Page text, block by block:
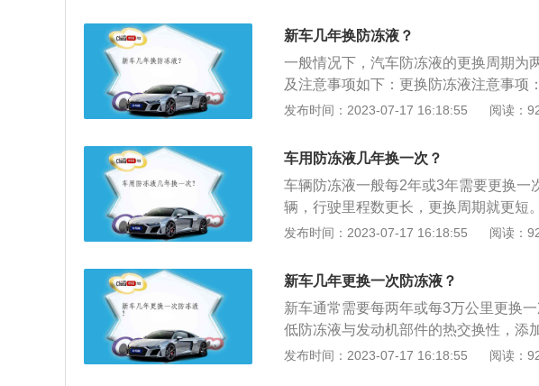
期的，一般为两年，有些优质长效的，
换，只要是在保质期内，防冻液无杂质
杂质或变色，表明防冻液过期或氧化
用，建议及时更换。
新车几年换防冻液？
一般情况下，汽车防冻液的更换周期为
及注意事项如下：更换防冻液注意事项
泄漏的痕迹，重点就是要检查五通水管
冻液并非越纯越好，加注防冻液前一定
液的成分：汽车防冻液成分是乙二醇，
基型防冻液，与自来水相比，乙二醇显
二醇沸点高，挥发性小，粘度适中并且
发布时间：2023-07-17 16:18:55 阅读：
车用防冻液几年换一次？
车辆防冻液一般每2年或3年需要更换
辆，行驶里程数更长，更换周期就更短
根据实际使用情况来选择更换，检查防
系统。防冻液更换方法：在彻底更换防
管道有无泄漏的痕迹，是否有裂缝，重
个连接各个部位的接口而得名，防冻液
的部分发挥作用。如果这个部分有泄漏
或重新固定接口。将旧的防冻液放出，
发布时间：2023-07-17 16:18:55 阅读：
新车几年更换一次防冻液？
新车通常需要每两年或每3万公里更换
低防冻液与发动机部件的热交换性，添
液，有效期可达三年。如发现防冻液内
发布时间：2023-07-17 16:18:55 阅读：